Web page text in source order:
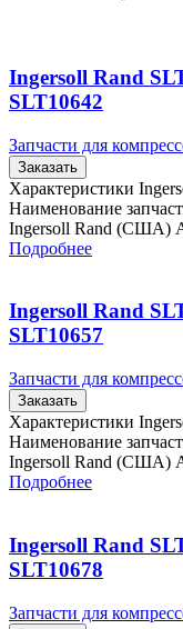
Ingersoll Rand
SLT10642
Запчасти для
Заказать
Характеристики
Наименование
Ingersoll Rand (США)
Подробнее
Ingersoll Rand
SLT10657
Запчасти для
Заказать
Характеристики
Наименование
Ingersoll Rand (США)
Подробнее
Ingersoll Rand
SLT10678
Запчасти для